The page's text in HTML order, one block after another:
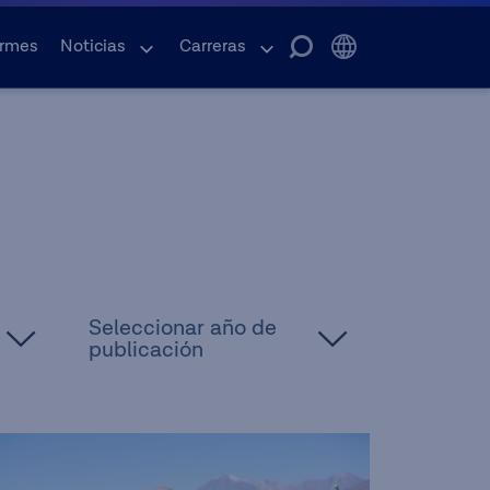
Noticias Carreras
Seleccionar año de
publicación